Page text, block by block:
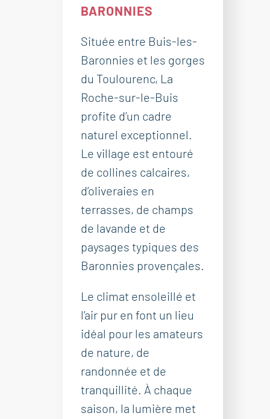
BARONNIES
Située entre Buis-les-
Baronnies et les gorges
du Toulourenc, La
Roche-sur-le-Buis
profite d’un cadre
naturel exceptionnel.
Le village est entouré
de collines calcaires,
d’oliveraies en
terrasses, de champs
de lavande et de
paysages typiques des
Baronnies provençales.
Le climat ensoleillé et
l’air pur en font un lieu
idéal pour les amateurs
de nature, de
randonnée et de
tranquillité. À chaque
saison, la lumière met